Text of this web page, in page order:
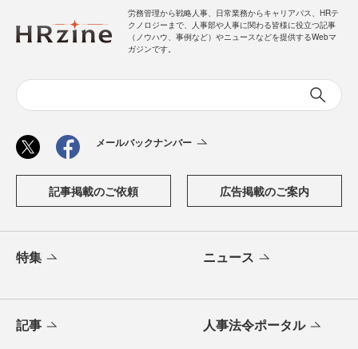
労務管理から戦略人事、日常業務からキャリアパス、HRテ
クノロジーまで、人事部や人事に関わる皆様に役立つ記事
（ノウハウ、事例など）やニュースなどを提供するWebマ
ガジンです。
メールバックナンバー
記事掲載のご依頼 広告掲載のご案内
特集 ニュース
記事 人事法令ポータル